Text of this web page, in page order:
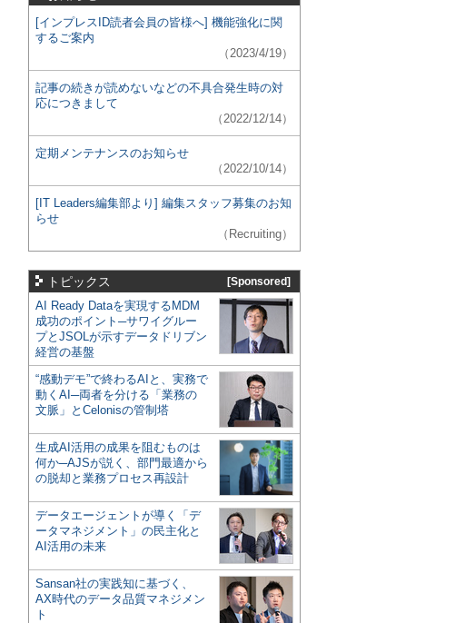
[インプレスID読者会員の皆様へ] 機能強化に関
するご案内
（2023/4/19）
記事の続きが読めないなどの不具合発生時の対
応につきまして
（2022/12/14）
定期メンテナンスのお知らせ
（2022/10/14）
[IT Leaders編集部より] 編集スタッフ募集のお知
らせ
（Recruiting）
トピックス [Sponsored]
AI Ready Dataを実現するMDM
成功のポイント─サワイグルー
プとJSOLが示すデータドリブン
経営の基盤
“感動デモ”で終わるAIと、実務で
動くAI─両者を分ける「業務の
文脈」とCelonisの管制塔
生成AI活用の成果を阻むものは
何か─AJSが説く、部門最適から
の脱却と業務プロセス再設計
データエージェントが導く「デ
ータマネジメント」の民主化と
AI活用の未来
Sansan社の実践知に基づく、
AX時代のデータ品質マネジメン
ト